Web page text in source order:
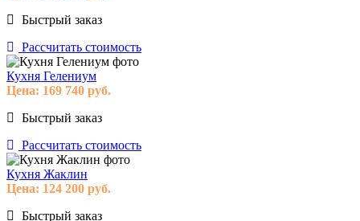
Быстрый заказ
Рассчитать стоимость
Кухня Гелениум
Цена: 169 740 руб.
Быстрый заказ
Рассчитать стоимость
Кухня Жаклин
Цена: 124 200 руб.
Быстрый заказ